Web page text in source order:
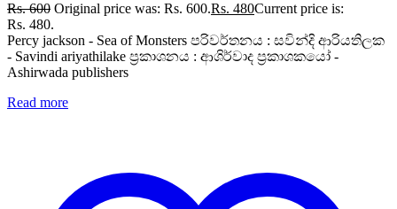
Rs.600 Original price was: Rs. 600.Rs. 480Current price is:
Rs. 480.
Percy jackson - Sea of Monsters පරිවර්තනය : සවින්දි ආරියතිලක
- Savindi ariyathilake ප්‍රකාශනය : ආශිර්වාද ප්‍රකාශකයෝ -
Ashirwada publishers
Read more